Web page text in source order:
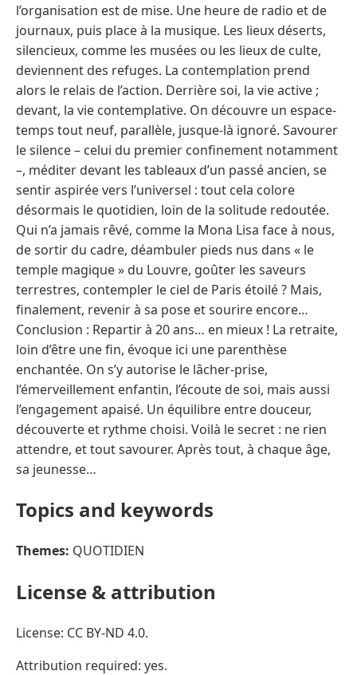
l’organisation est de mise. Une heure de radio et de
journaux, puis place à la musique. Les lieux déserts,
silencieux, comme les musées ou les lieux de culte,
deviennent des refuges. La contemplation prend
alors le relais de l’action. Derrière soi, la vie active ;
devant, la vie contemplative. On découvre un espace-
temps tout neuf, parallèle, jusque-là ignoré. Savourer
le silence – celui du premier confinement notamment
–, méditer devant les tableaux d’un passé ancien, se
sentir aspirée vers l’universel : tout cela colore
désormais le quotidien, loin de la solitude redoutée.
Qui n’a jamais rêvé, comme la Mona Lisa face à nous,
de sortir du cadre, déambuler pieds nus dans « le
temple magique » du Louvre, goûter les saveurs
terrestres, contempler le ciel de Paris étoilé ? Mais,
finalement, revenir à sa pose et sourire encore…
Conclusion : Repartir à 20 ans… en mieux ! La retraite,
loin d’être une fin, évoque ici une parenthèse
enchantée. On s’y autorise le lâcher-prise,
l’émerveillement enfantin, l’écoute de soi, mais aussi
l’engagement apaisé. Un équilibre entre douceur,
découverte et rythme choisi. Voilà le secret : ne rien
attendre, et tout savourer. Après tout, à chaque âge,
sa jeunesse…
Topics and keywords
Themes: QUOTIDIEN
License & attribution
License: CC BY-ND 4.0.
Attribution required: yes.